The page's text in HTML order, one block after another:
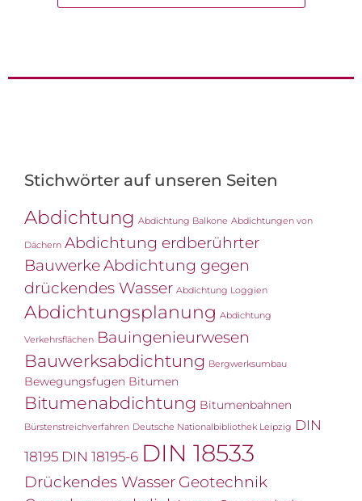
Stichwörter auf unseren Seiten
Abdichtung Abdichtung Balkone Abdichtungen von
Dächern Abdichtung erdberührter
BauwerkeAbdichtung gegen
drückendes Wasser Abdichtung Loggien
Abdichtungsplanung Abdichtung
Verkehrsflächen Bauingenieurwesen
Bauwerksabdichtung Bergwerksumbau
Bewegungsfugen Bitumen
Bitumenabdichtung Bitumenbahnen
Bürstenstreichverfahren Deutsche Nationalbibliothek Leipzig DIN
18195 DIN 18195-6 DIN 18533
Drückendes Wasser Geotechnik